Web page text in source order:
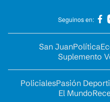
Seguinos en:
San JuanPolítica
Suplemento
PolicialesPasión
El Mundo